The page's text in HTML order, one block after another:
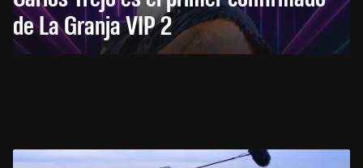
de La Granja VIP 2